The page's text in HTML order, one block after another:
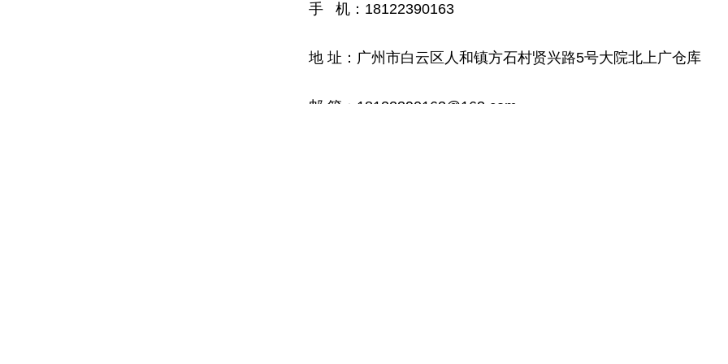
手 机：18122390163
地 址：广州市白云区人和镇方石村贤兴路5号大院北上广仓库
邮 箱：18122390163@163.com